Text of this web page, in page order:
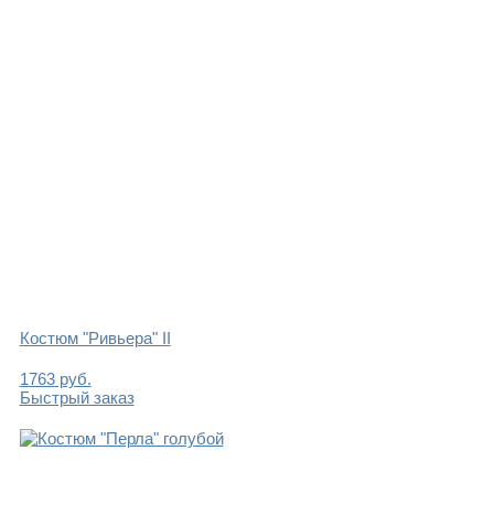
Костюм "Ривьера" II
1763руб.
Быстрый заказ